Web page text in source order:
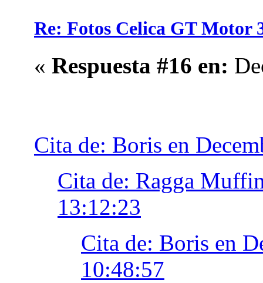
Re: Fotos Celica GT Motor
« Respuesta #16 en:
Cita de: Boris en
Cita de: Ragga
13:12:23
Cita de: Boris en
10:48:57